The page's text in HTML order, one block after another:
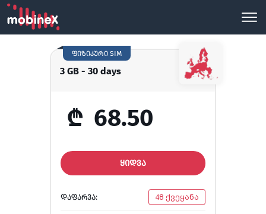
3 GB - 30 days
ფიზიკური SIM
₾ 68.50
ᲧᲘᲓᲕᲐ
ᲓᲐᲤᲐᲠᲕᲐ: 48 ქვეყანა